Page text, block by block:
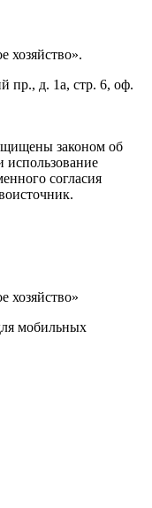
хозяйство».
пр., д. 1а, стр. 6, оф.
законом об
использование
согласия
хозяйство»
мобильных